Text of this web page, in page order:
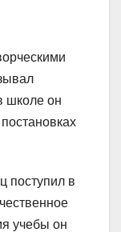
школе он
поступил в
учебы он